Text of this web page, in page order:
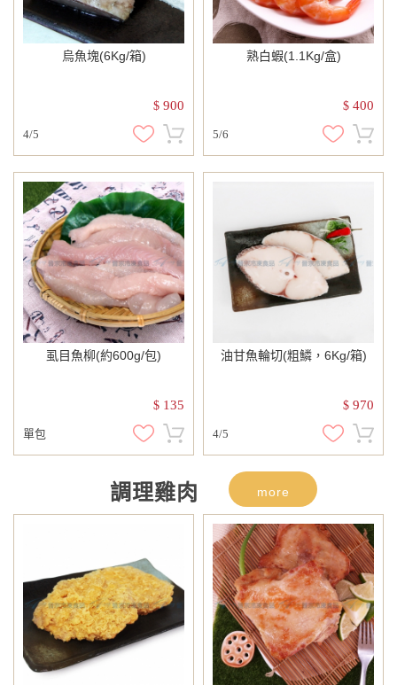
烏魚塊(6Kg/箱)
$ 900
4/5
熟白蝦(1.1Kg/盒)
$ 400
5/6
虱目魚柳(約600g/包)
$ 135
單包
油甘魚輪切(粗鱗，6Kg/箱)
$ 970
4/5
調理雞肉 more